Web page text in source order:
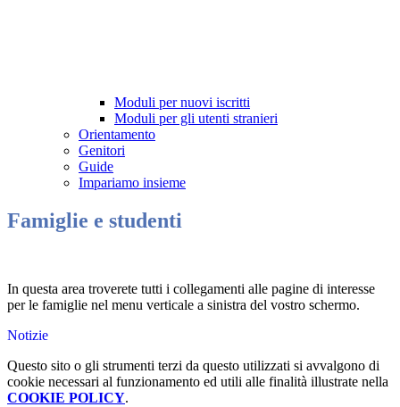
Moduli per nuovi iscritti
Moduli per gli utenti stranieri
Orientamento
Genitori
Guide
Impariamo insieme
Famiglie e studenti
In questa area troverete tutti i collegamenti alle pagine di interesse
per le famiglie nel menu verticale a sinistra del vostro schermo.
Notizie
Questo sito o gli strumenti terzi da questo utilizzati si avvalgono di
cookie necessari al funzionamento ed utili alle finalità illustrate nella
COOKIE POLICY.